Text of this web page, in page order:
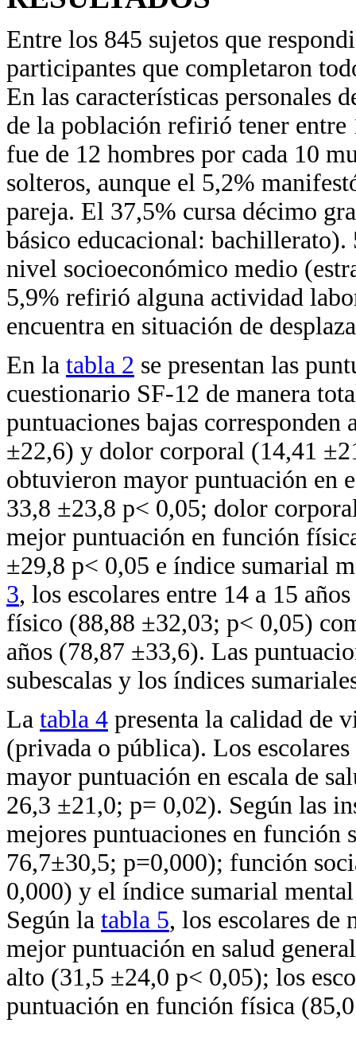
Entre los 845 sujetos que
participantes que completaron
En las características personales
de la población refirió tener entre
fue de 12 hombres por cada 10
solteros, aunque el 5,2%
pareja. El 37,5% cursa décimo
básico educacional: bachillerato).
nivel socioeconómico medio
5,9% refirió alguna actividad
encuentra en situación de
En la tabla 2 se presentan las
cuestionario SF-12 de manera
puntuaciones bajas corresponden
±22,6) y dolor corporal (14,41
obtuvieron mayor puntuación en
33,8 ±23,8 p< 0,05; dolor
mejor puntuación en función
±29,8 p< 0,05 e índice sumarial
3, los escolares entre 14 a 15
físico (88,88 ±32,03; p< 0,05)
años (78,87 ±33,6). Las
subescalas y los índices
La tabla 4 presenta la calidad de
(privada o pública). Los
mayor puntuación en escala de
26,3 ±21,0; p= 0,02). Según las
mejores puntuaciones en función
76,7±30,5; p=0,000); función
0,000) y el índice sumarial
Según la tabla 5, los escolares
mejor puntuación en salud
alto (31,5 ±24,0 p< 0,05); los
puntuación en función física